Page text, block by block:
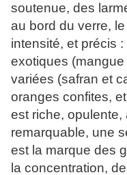
soutenue, des
au bord du verre,
intensité, et précis
exotiques
variées (safran et
oranges confites,
est riche,
remarquable, une
est la marque des
la concentration,